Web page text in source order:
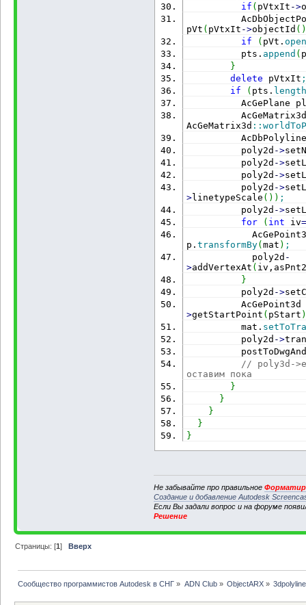
Poly3dto2d,
NULL)
if ( pVtxIt ->
pVt ( pVtxIt ->objectId (
if
( pVt.
pts. append (
}
delete pVtxIt
if
( pts.
AcGePlane
AcGeMatrix3d
AcGeMatrix3d ::
poly2d ->
poly2d ->
poly2d ->
poly2d ->
>linetypeScale ( ) ) ;
poly2d ->
for
( int iv
p.transformBy(mat ) ;
poly2d -
>addVertexAt (
}
poly2d ->
AcGePoint3d
>getStartPoint ( pStart
mat.
poly2d ->
// poly3d-
оставим пока
}
}
}
}
}
Не забывайте про правильное
Создание и добавление Autodesk
Если Вы задали вопрос и на форуме
Решение
Страницы: [1]Вверх
Сообщество программистов Autodesk в СНГ » ADN Club» ObjectARX»